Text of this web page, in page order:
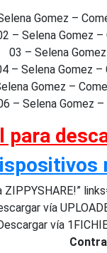
Gomez –
– Selena Gomez
03 – Selena
– Selena Gomez –
Gomez –
– Selena Gomez –
para
ZIPPYSHARE!”
vía
vía